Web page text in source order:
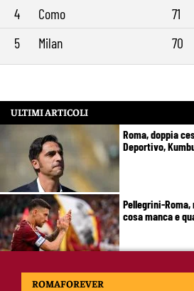
4
Como
71
5
Milan 70
ULTIMI ARTICOLI
Roma, doppia
Deportivo,
Pellegrini-
cosa manca e
Mercato Roma,
ROMAFOREVER